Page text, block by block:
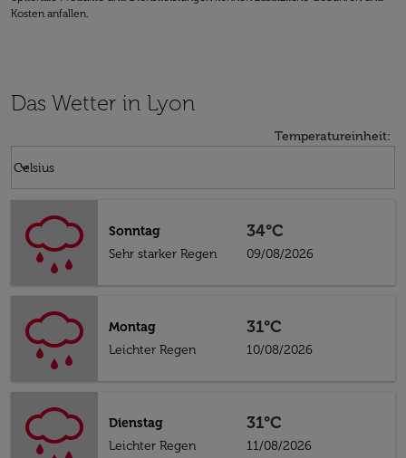
Kosten anfallen.
Das Wetter in Lyon
Temperatureinheit:
Celsius
keyboard_arrow_down
Sonntag
Sehr starker Regen
34°C
09/08/2026
Montag
Leichter Regen
31°C
10/08/2026
Dienstag
Leichter Regen
31°C
11/08/2026